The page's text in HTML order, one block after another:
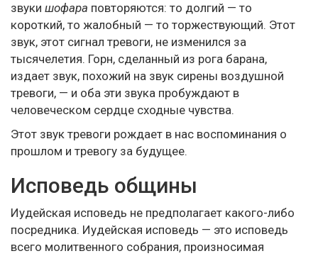
звуки шофара повторяются: то долгий — то
короткий, то жалобный — то торжествующий. Этот
звук, этот сигнал тревоги, не изменился за
тысячелетия. Горн, сделанный из рога барана,
издает звук, похожий на звук сирены воздушной
тревоги, — и оба эти звука пробуждают в
человеческом сердце сходные чувства.
Этот звук тревоги рождает в нас воспоминания о
прошлом и тревогу за будущее.
Исповедь общины
Иудейская исповедь не предполагает какого-либо
посредника. Иудейская исповедь — это исповедь
всего молитвенного собрания, произносимая